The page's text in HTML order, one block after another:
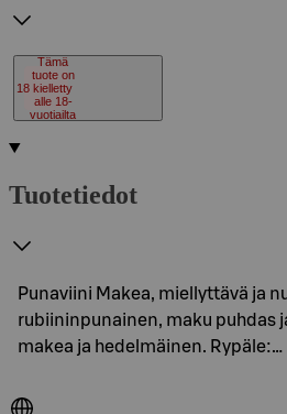
18
Tämä
tuote on
kielletty
alle 18-
vuotiailta
Tuotetiedot
Punaviini Makea, miellyttävä ja
rubiininpunainen, maku puhdas
makea ja hedelmäinen. Rypäle:…